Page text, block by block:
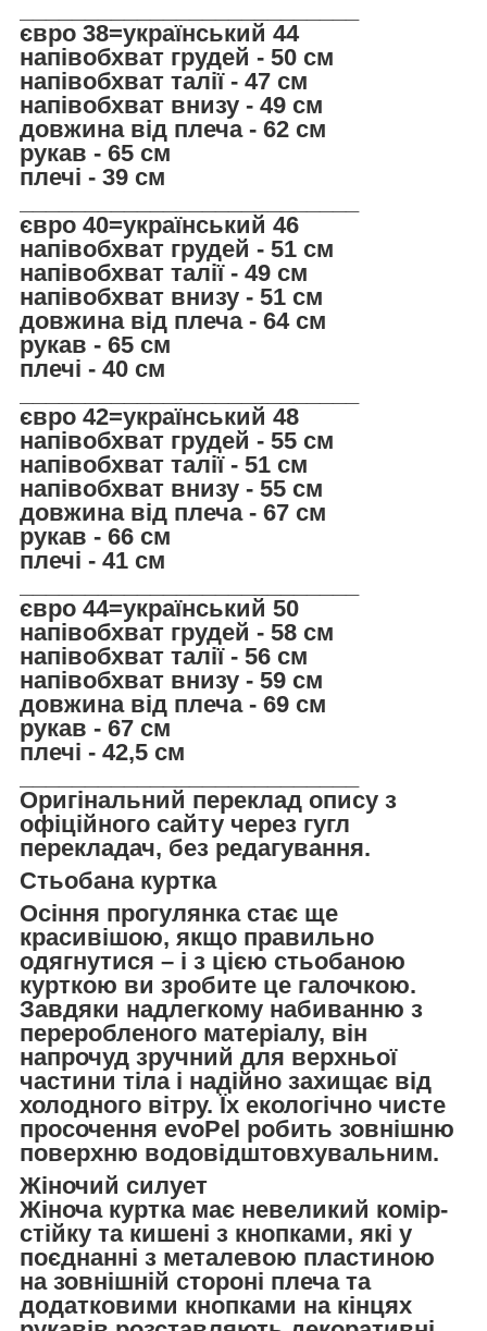
євро 38=український 44
напівобхват грудей - 50 см
напівобхват талії - 47 см
напівобхват внизу - 49 см
довжина від плеча - 62 см
рукав - 65 см
плечі - 39 см
євро 40=український 46
напівобхват грудей - 51 см
напівобхват талії - 49 см
напівобхват внизу - 51 см
довжина від плеча - 64 см
рукав - 65 см
плечі - 40 см
євро 42=український 48
напівобхват грудей - 55 см
напівобхват талії - 51 см
напівобхват внизу - 55 см
довжина від плеча - 67 см
рукав - 66 см
плечі - 41 см
євро 44=український 50
напівобхват грудей - 58 см
напівобхват талії - 56 см
напівобхват внизу - 59 см
довжина від плеча - 69 см
рукав - 67 см
плечі - 42,5 см
Оригінальний переклад опису з
офіційного сайту через гугл
перекладач, без редагування.
Стьобана куртка
Осіння прогулянка стає ще
красивішою, якщо правильно
одягнутися – і з цією стьобаною
курткою ви зробите це галочкою.
Завдяки надлегкому набиванню з
переробленого матеріалу, він
напрочуд зручний для верхньої
частини тіла і надійно захищає від
холодного вітру. Їх екологічно чисте
просочення evoPel робить зовнішню
поверхню водовідштовхувальним.
Жіночий силует
Жіноча куртка має невеликий комір-
стійку та кишені з кнопками, які у
поєднанні з металевою пластиною
на зовнішній стороні плеча та
додатковими кнопками на кінцях